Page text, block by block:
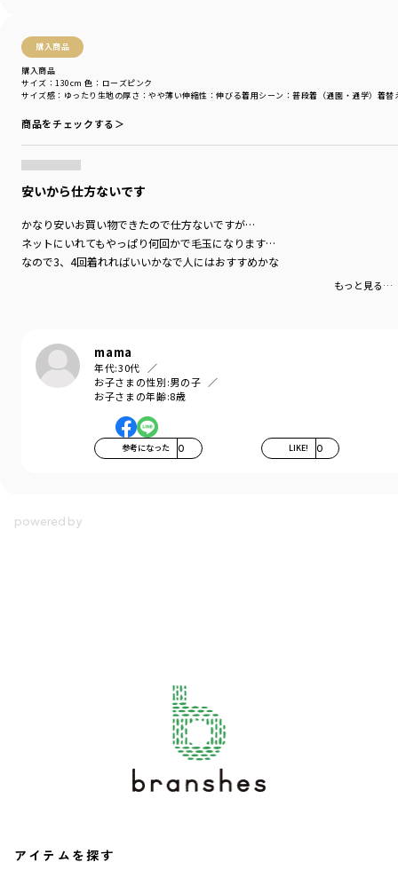
購入商品
購入商品
サイズ感 ：ゆったり 生地の厚さ ：やや薄い伸縮性 ：伸びる着用シーン ：普段着（通園・通学） 着替
サイズ：130cm 色：ローズピンク
商品をチェックする＞
安いから仕方ないです
かなり安いお買い物できたので仕方ないですが…
ネットにいれてもやっぱり何回かで毛玉になります…
なので3、4回着れればいいかなで人にはおすすめかな
もっと見る…
mama
年代:30代
お子さまの性別:男の子
お子さまの年齢:8歳
参考になった 0 LIKE! 0
アイテムを探す